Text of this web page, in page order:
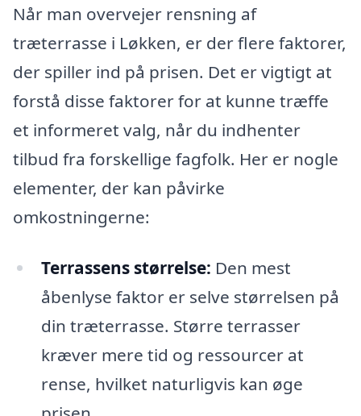
Når man overvejer rensning af
træterrasse i Løkken, er der flere faktorer,
der spiller ind på prisen. Det er vigtigt at
forstå disse faktorer for at kunne træffe
et informeret valg, når du indhenter
tilbud fra forskellige fagfolk. Her er nogle
elementer, der kan påvirke
omkostningerne:
Terrassens størrelse: Den mest
åbenlyse faktor er selve størrelsen på
din træterrasse. Større terrasser
kræver mere tid og ressourcer at
rense, hvilket naturligvis kan øge